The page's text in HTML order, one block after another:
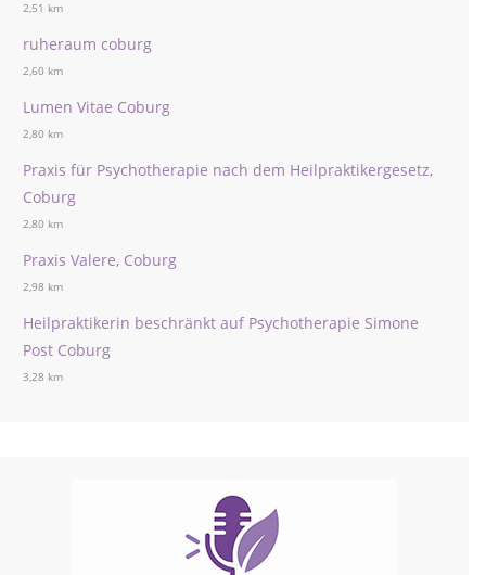
2,51 km
ruheraum coburg
2,60 km
Lumen Vitae Coburg
2,80 km
Praxis für Psychotherapie nach dem Heilpraktikergesetz,
Coburg
2,80 km
Praxis Valere, Coburg
2,98 km
Heilpraktikerin beschränkt auf Psychotherapie Simone
Post Coburg
3,28 km